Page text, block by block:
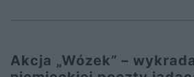
Akcja „Wózek” –